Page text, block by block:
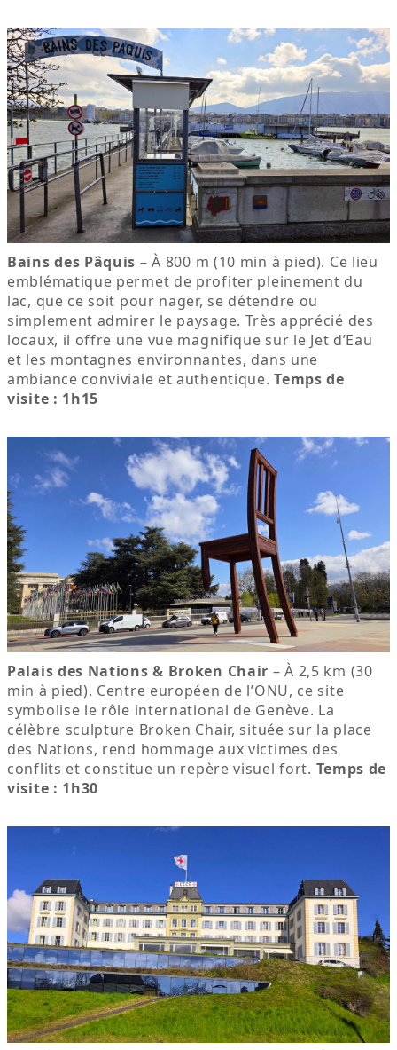
Bains des Pâquis – À 800 m (10 min à pied). Ce lieu
emblématique permet de profiter pleinement du
lac, que ce soit pour nager, se détendre ou
simplement admirer le paysage. Très apprécié des
locaux, il offre une vue magnifique sur le Jet d’Eau
et les montagnes environnantes, dans une
ambiance conviviale et authentique.Temps de
visite : 1h15
Palais des Nations & Broken Chair – À 2,5 km (30
min à pied). Centre européen de l’ONU, ce site
symbolise le rôle international de Genève. La
célèbre sculpture Broken Chair, située sur la place
des Nations, rend hommage aux victimes des
conflits et constitue un repère visuel fort. Temps de
visite : 1h30